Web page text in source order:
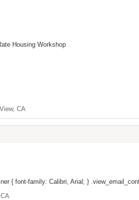
Housing Workshop
CA
{ font-family: Calibri, Arial; }